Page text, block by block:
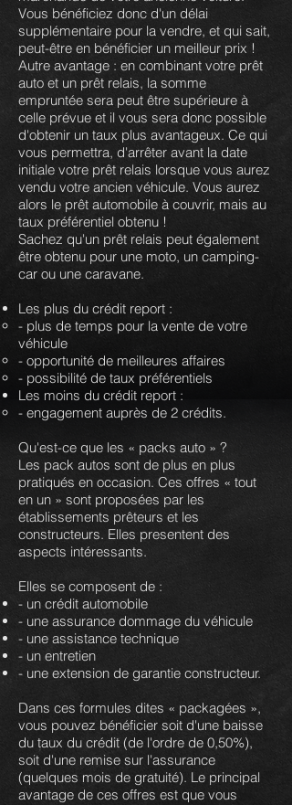
Vous bénéficiez donc d'un délai
supplémentaire pour la vendre, et qui sait,
peut-être en bénéficier un meilleur prix !
Autre avantage : en combinant votre prêt
auto et un prêt relais, la somme
empruntée sera peut être supérieure à
celle prévue et il vous sera donc possible
d'obtenir un taux plus avantageux. Ce qui
vous permettra, d'arrêter avant la date
initiale votre prêt relais lorsque vous aurez
vendu votre ancien véhicule. Vous aurez
alors le prêt automobile à couvrir, mais au
taux préférentiel obtenu !
Sachez qu'un prêt relais peut également
être obtenu pour une moto, un camping-
car ou une caravane.
Les plus du crédit report :
- plus de temps pour la vente de votre
véhicule
- opportunité de meilleures affaires
- possibilité de taux préférentiels
Les moins du crédit report :
- engagement auprès de 2 crédits.
Qu'est-ce que les « packs auto » ?
Les pack autos sont de plus en plus
pratiqués en occasion. Ces offres « tout
en un » sont proposées par les
établissements prêteurs et les
constructeurs. Elles presentent des
aspects intéressants.
Elles se composent de :
- un crédit automobile
- une assurance dommage du véhicule
- une assistance technique
- un entretien
- une extension de garantie constructeur.
Dans ces formules dites « packagées »,
vous pouvez bénéficier soit d'une baisse
du taux du crédit (de l'ordre de 0,50%),
soit d'une remise sur l'assurance
(quelques mois de gratuité). Le principal
avantage de ces offres est que vous